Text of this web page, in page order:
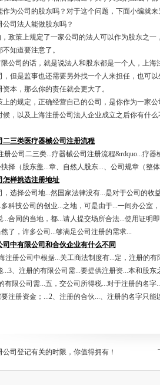
作为公司的股东吗？对于这个问题，下面小编就来
司法人能做股东吗？
策上规定了一家公司的法人可以作为股东之一
知道要注意了。
司的话，就是说法人和股东都是一个人，上海
，但是监事也还需要另外找一个人来担任，也可
本，那么你的责任就会更大了。
规定，正确经营自己的公司，是你作为一家公
候，以及上海注册公司法人企业成立之后你有什么
二三类医疗器械公司注册流程
册公司二三类...疗器械公司注册流程&rdquo...疗
择（股东盖...章、自然人股东...、公司规章（整
怎样挑选注册地址
择公司地...然国家法律没有...是对于公司的收
科技公司的创业...之地，可是由于...一间办公室
...合同的当地，都...请人提交场所合法...使用证明
了，许多公司...够满足公司注册的需求...
司中有限公司和合伙企业有什么不同
册公司中根据...关工商法制度有...定，注册的有
...3、注册的有限公司需...要提供注册资...本和股
有限公司需...五，交公司所得税...对于注册的
注册资金；...2、注册的合伙...、注册的名字只能
公司登记有关的时限，你值得拥有！